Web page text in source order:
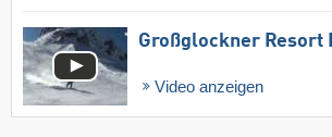
Großglockner Resort
Video anzeigen